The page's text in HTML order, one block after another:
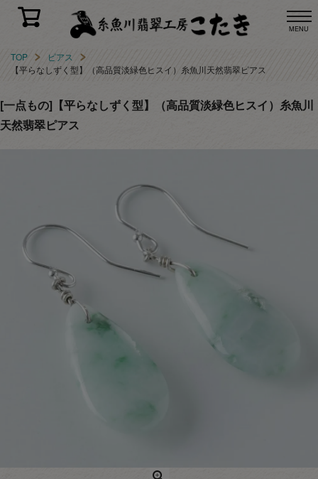
MENU
TOP
ピアス
【平らなしずく型】（高品質淡緑色ヒスイ）糸魚川天然翡翠ピアス
[一点もの]【平らなしずく型】（高品質淡緑色ヒスイ）糸魚川
天然翡翠ピアス